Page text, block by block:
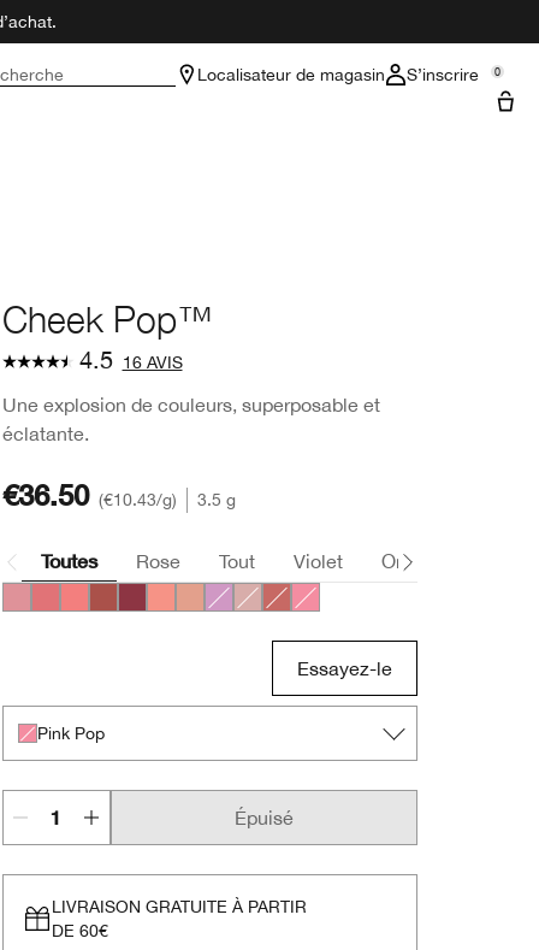
Localisateur de magasin S’inscrire 0
Cheek Pop™
4.5 16 AVIS
Une explosion de couleurs, superposable et
éclatante.
€36.50 €10.43/g 3.5 g
Toutes Rose Tout Violet Orange
Essayez-le
Pink Pop
Épuisé
LIVRAISON GRATUITE À PARTIR
DE 60€